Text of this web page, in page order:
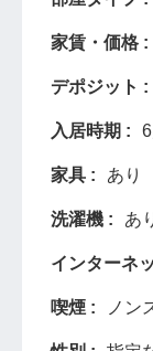
家賃・価格
デポジット
入居時期
家具 あり
洗濯機 あ
インターネ
喫煙 ノン